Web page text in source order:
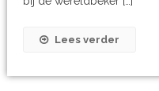
Lees verder